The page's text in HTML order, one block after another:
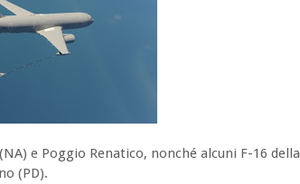
e Poggio Renatico, nonché alcuni F-16 della
(PD).